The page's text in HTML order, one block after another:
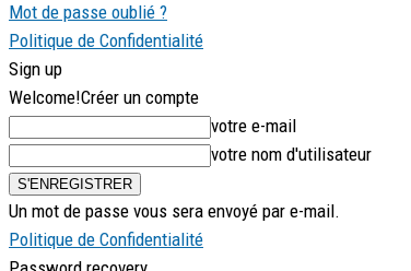
Mot de passe oublié ?
Politique de Confidentialité
Sign up
Welcome!Créer un compte
votre e-mail
votre nom d'utilisateur
Un mot de passe vous sera envoyé par e-mail.
Politique de Confidentialité